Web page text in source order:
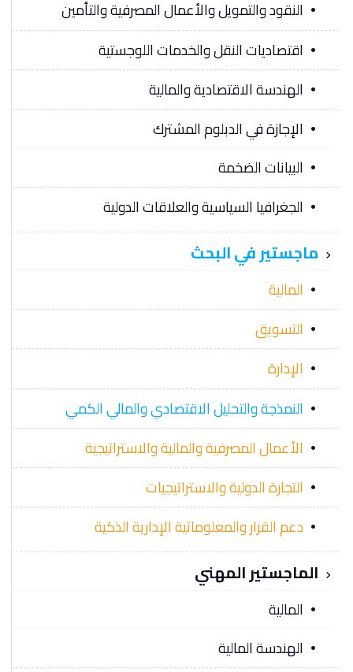
النقود والتمويل والأعمال المصرفية والتأمين
اقتصاديات النقل والخدمات اللوجستية
الهندسة الاقتصادية والمالية
الإجازة في الدبلوم المشترك
البيانات الضخمة
الجغرافيا السياسية والعلاقات الدولية
ماجستير في البحث
المالية
التسويق
الإدارة
النمذجة والتحليل الاقتصادي والمالي الكمي
الأعمال المصرفية والمالية والاستراتيجية
التجارة الدولية والاستراتيجيات
دعم القرار والمعلوماتية الإدارية الذكية
الماجستير المهني
المالية
الهندسة المالية